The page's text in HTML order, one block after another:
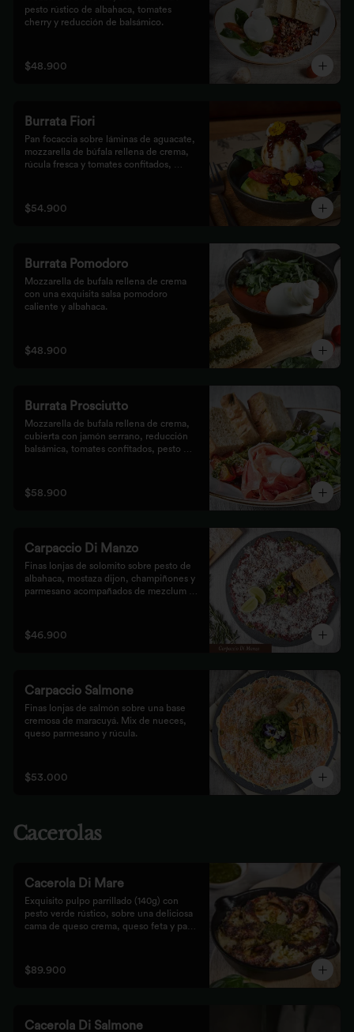
pesto rústico de albahaca, tomates
cherry y reducción de balsámico.
$48.900
Burrata Fiori
Pan focaccia sobre láminas de aguacate,
mozzarella de búfala rellena de crema,
rúcula fresca y tomates confitados,
$54.900
Burrata Pomodoro
Mozzarella de bufala rellena de crema
con una exquisita salsa pomodoro
caliente y albahaca.
$48.900
Burrata Prosciutto
Mozzarella de bufala rellena de crema,
cubierta con jamón serrano, reducción
balsámica, tomates confitados, pesto
$58.900
Carpaccio Di Manzo
Finas lonjas de solomito sobre pesto de
albahaca, mostaza dijon, champiñones y
parmesano acompañados de mezclum de
$46.900
Carpaccio Salmone
Finas lonjas de salmón sobre una base
cremosa de maracuyá. Mix de nueces,
queso parmesano y rúcula.
$53.000
Cacerolas
Cacerola Di Mare
Exquisito pulpo parrillado (140g) con
pesto verde rústico, sobre una deliciosa
cama de queso crema, queso feta y papa.
$89.900
Cacerola Di Salmone